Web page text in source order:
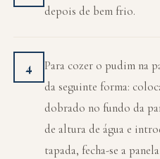
depois de bem frio.
4
Para cozer o pudim na
da seguinte forma:
dobrado no fundo da
de altura de água e
tapada, fecha-se a